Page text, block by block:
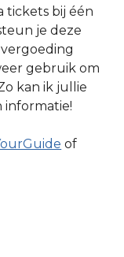
tickets bij één
je deze
gebruik om
kan ik jullie
informatie!
of